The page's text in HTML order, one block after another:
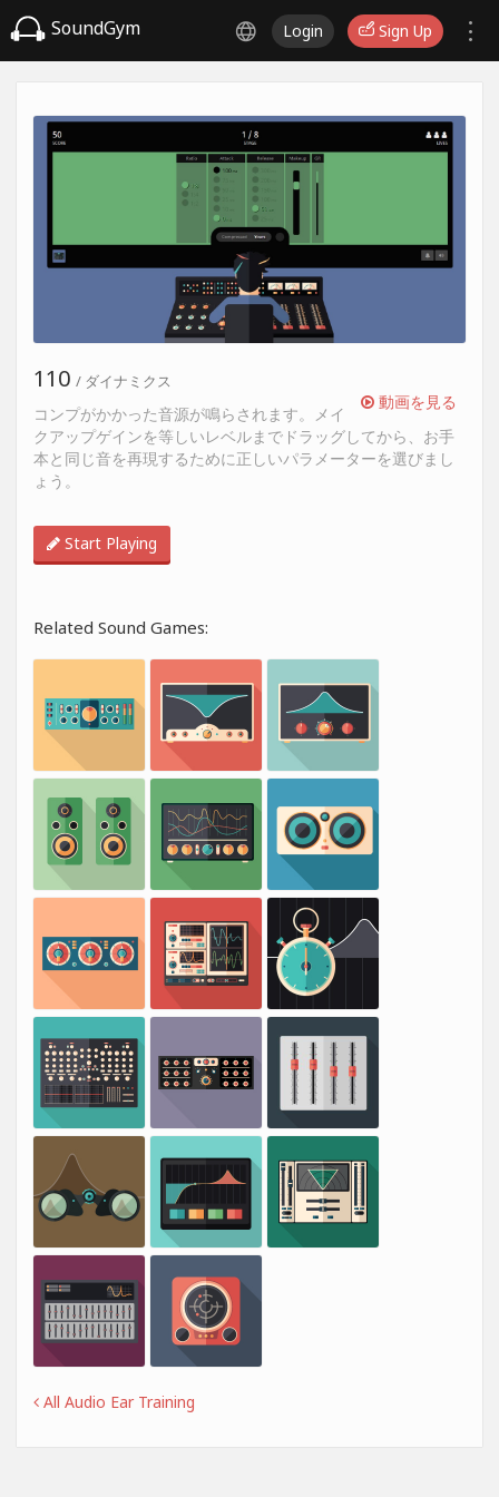
SoundGym Login Sign Up
動画を見る
110 / ダイナミクス
コンプがかかった音源が鳴らされます。メイ
クアップゲインを等しいレベルまでドラッグしてから、お手
本と同じ音を再現するために正しいパラメーターを選びまし
ょう。
Start Playing
Related Sound Games:
All Audio Ear Training